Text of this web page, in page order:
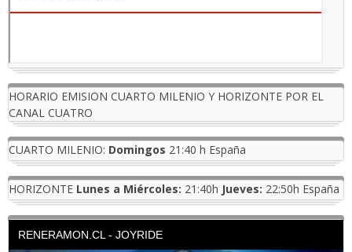
HORARIO EMISION CUARTO MILENIO Y HORIZONTE POR EL
CANAL CUATRO
CUARTO MILENIO: Domingos 21:40 h España
HORIZONTE Lunes a Miércoles: 21:40h Jueves: 22:50h España